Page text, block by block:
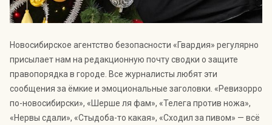
Новосибирское агентство безопасности «Гвардия» регулярно
присылает нам на редакционную почту сводки о защите
правопорядка в городе. Все журналисты любят эти
сообщения за ёмкие и эмоциональные заголовки. «Ревизорро
по-новосибирски», «Шерше ля фам», «Телега против ножа»,
«Нервы сдали», «Стыдоба-то какая», «Сходил за пивом» — всё